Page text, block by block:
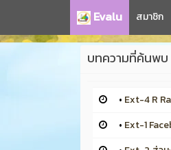
Evalu สมาชิก
บทความที่ค้นพบ
• Ext-4 R
• Ext-1